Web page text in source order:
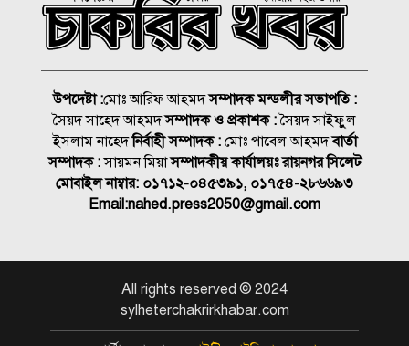
নিলেন প্রধানমন্ত্রী
সিকৃবি’তে জুলাই গণ-অভ্যুত্থান
দিবস উপলক্ষে বৃক্ষরোপণ, র‍্যালি
ও আলোচনা সভা অনুষ্ঠিত
স্কলার্সহোম মেজরটিলা কলেজে
আরও ২ শিশুর
উপদেষ্টা :মোঃ আরিফ আহমদসম্পাদক মন্ডলীর সভাপতি :
সৈয়দ সাহেদ আহমদসম্পাদক ও প্রকাশক :সৈয়দ সাইফুুল
ইসলাম নাহেদনির্বাহী সম্পাদক :মোঃ পাবেল আহমদবার্তা
সম্পাদক :সায়মন মিয়াসম্পাদকীয় কার্যালয়ঃ রায়নগর সিলেট
মোবাইল নাম্বার: ০১৭১২-০৪৫৩৯১, ০১৭৫৪-২৮৬৬৯৩
Email:nahed.press2050@gmail.com
All rights reserved © 2024
sylheterchakrirkhabar.com